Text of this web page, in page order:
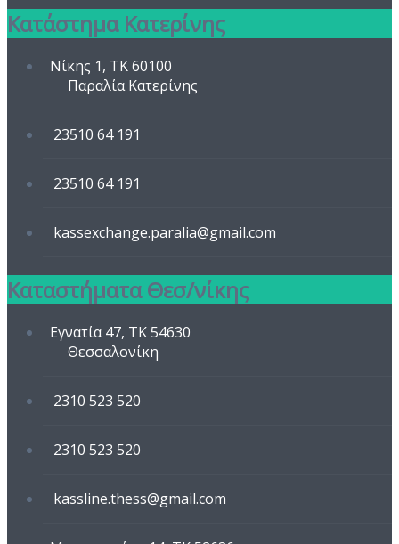
Κατάστημα Κατερίνης
Νίκης 1, TK 60100
Παραλία Κατερίνης
23510 64 191
23510 64 191
kassexchange.paralia@gmail.com
Καταστήματα Θεσ/νίκης
Εγνατία 47, TK 54630
Θεσσαλονίκη
2310 523 520
2310 523 520
kassline.thess@gmail.com